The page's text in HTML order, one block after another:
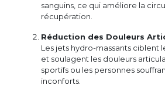
sanguins, ce qui améliore la
récupération.
Réduction des Douleurs
Les jets hydro-massants ciblent
et soulagent les douleurs
sportifs ou les personnes
inconforts.